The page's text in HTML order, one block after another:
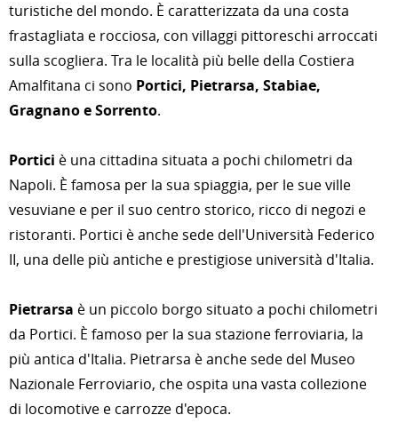
turistiche del mondo. È caratterizzata da una costa
frastagliata e rocciosa, con villaggi pittoreschi arroccati
sulla scogliera. Tra le località più belle della Costiera
Amalfitana ci sono Portici, Pietrarsa, Stabiae,
Gragnano e Sorrento.
Portici è una cittadina situata a pochi chilometri da
Napoli. È famosa per la sua spiaggia, per le sue ville
vesuviane e per il suo centro storico, ricco di negozi e
ristoranti. Portici è anche sede dell'Università Federico
II, una delle più antiche e prestigiose università d'Italia.
Pietrarsa è un piccolo borgo situato a pochi chilometri
da Portici. È famoso per la sua stazione ferroviaria, la
più antica d'Italia. Pietrarsa è anche sede del Museo
Nazionale Ferroviario, che ospita una vasta collezione
di locomotive e carrozze d'epoca.